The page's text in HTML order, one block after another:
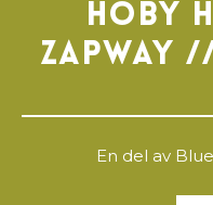
Hoby
Zapway
En del av